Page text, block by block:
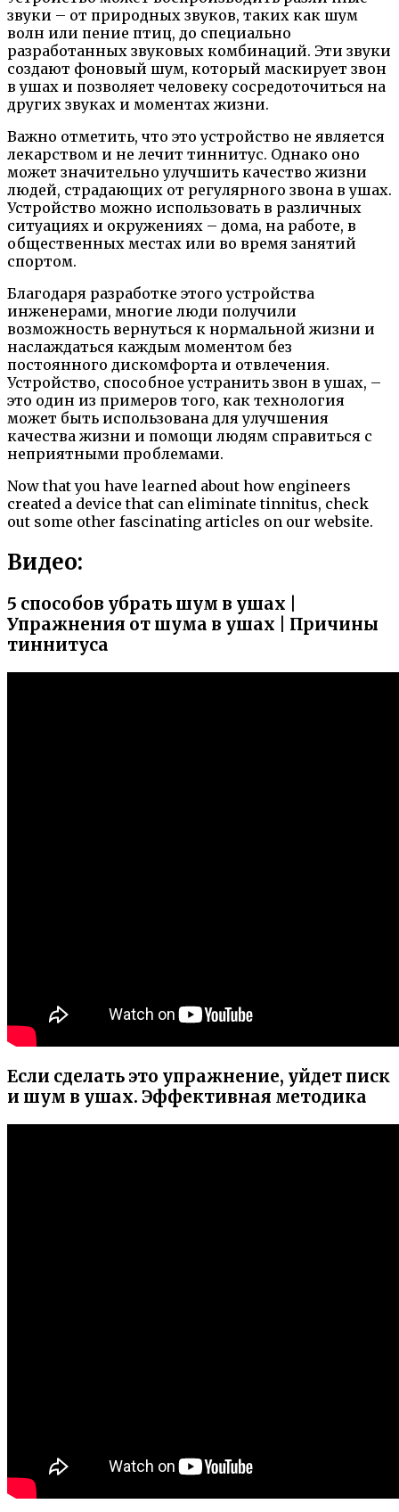
звуки – от природных звуков, таких как шум
волн или пение птиц, до специально
разработанных звуковых комбинаций. Эти звуки
создают фоновый шум, который маскирует звон
в ушах и позволяет человеку сосредоточиться на
других звуках и моментах жизни.
Важно отметить, что это устройство не является
лекарством и не лечит тиннитус. Однако оно
может значительно улучшить качество жизни
людей, страдающих от регулярного звона в ушах.
Устройство можно использовать в различных
ситуациях и окружениях – дома, на работе, в
общественных местах или во время занятий
спортом.
Благодаря разработке этого устройства
инженерами, многие люди получили
возможность вернуться к нормальной жизни и
наслаждаться каждым моментом без
постоянного дискомфорта и отвлечения.
Устройство, способное устранить звон в ушах, –
это один из примеров того, как технология
может быть использована для улучшения
качества жизни и помощи людям справиться с
неприятными проблемами.
Now that you have learned about how engineers
created a device that can eliminate tinnitus, check
out some other fascinating articles on our website.
Видео:
5 способов убрать шум в ушах |
Упражнения от шума в ушах | Причины
тиннитуса
Если сделать это упражнение, уйдет писк
и шум в ушах. Эффективная методика